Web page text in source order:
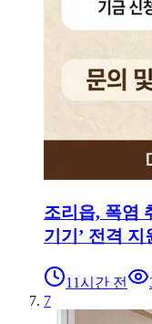
조리읍, 폭염
기기’ 전격 지
11시간 전
7